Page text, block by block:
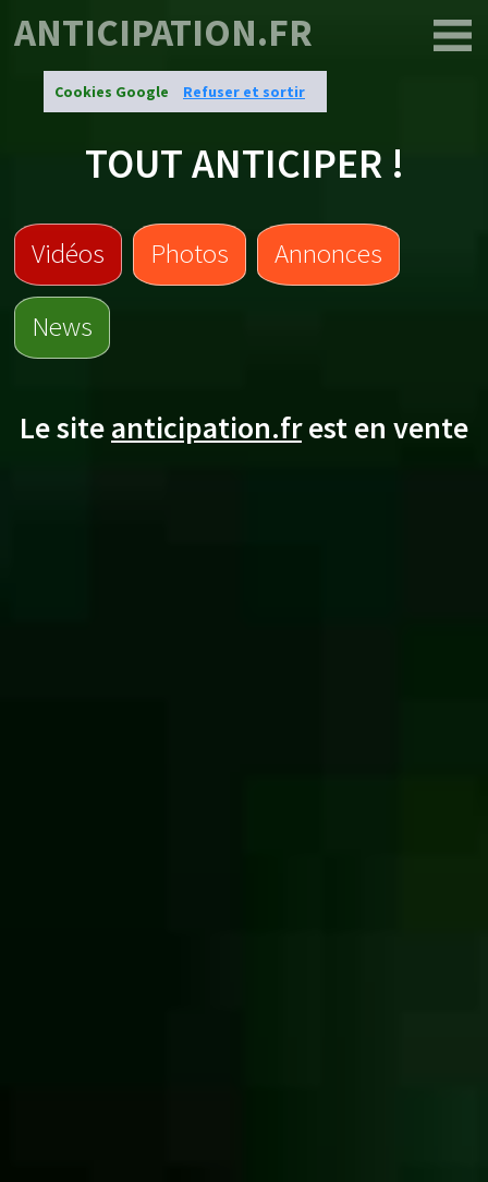
Cookies Google Refuser et sortir
ANTICIPATION.FR
TOUT ANTICIPER !
Vidéos Photos Annonces
News
Le siteanticipation.frest en vente